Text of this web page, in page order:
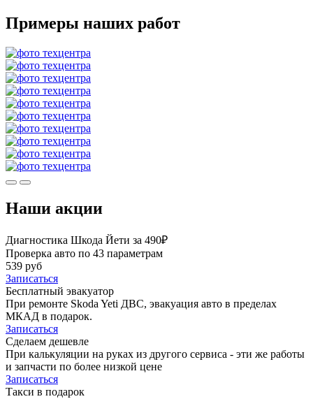
Примеры наших работ
Наши акции
Диагностика Шкода Йети за 490₽
Проверка авто по 43 параметрам
539 руб
Записаться
Бесплатный эвакуатор
При ремонте Skoda Yeti ДВС, эвакуация авто в пределах
МКАД в подарок.
Записаться
Сделаем дешевле
При калькуляции на руках из другого сервиса - эти же работы
и запчасти по более низкой цене
Записаться
Такси в подарок